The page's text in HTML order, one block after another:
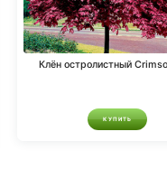
Клён остролистный
КУПИТЬ